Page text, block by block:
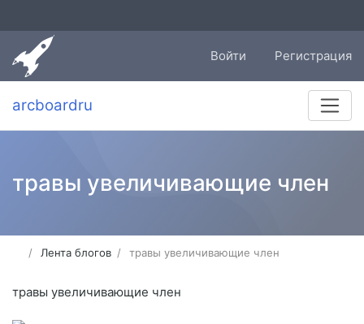
Войти Регистрация
arcboardru
травы увеличивающие член
Лента блогов травы увеличивающие член
травы увеличивающие член